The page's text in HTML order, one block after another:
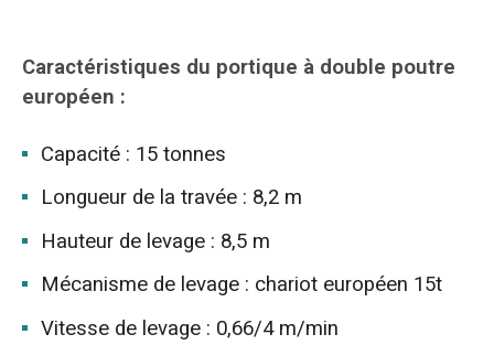
Caractéristiques du portique à double poutre
européen :
Capacité : 15 tonnes
Longueur de la travée : 8,2 m
Hauteur de levage : 8,5 m
Mécanisme de levage : chariot européen 15t
Vitesse de levage : 0,66/4 m/min